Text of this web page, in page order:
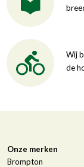
Wij
de
Onze merken
Brompton